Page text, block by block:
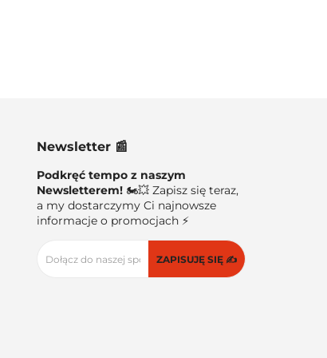
Newsletter 📰
Podkręć tempo z naszym
Newsletterem!🏍️💥 Zapisz się teraz,
a my dostarczymy Ci najnowsze
informacje o promocjach ⚡